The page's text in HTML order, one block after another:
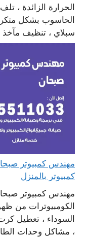
الحرارة الزائدة ،
الحاسوب بشكل متكرر
سبلاي ، تنظيف
كمبيوتر بالمنزل
مهندس كمبيوتر
الكومبيوترات من
السوداء ، تعطيل
، مشاكل وحدات